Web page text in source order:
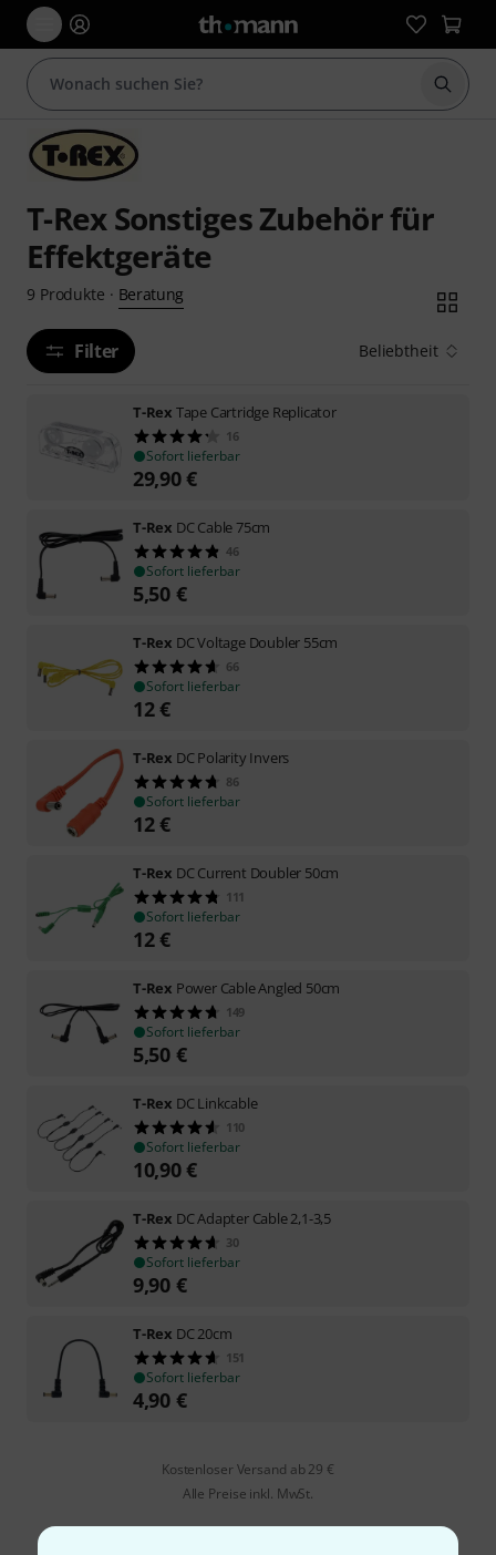
Suche
T-Rex Sonstiges Zubehör für
Effektgeräte
9 Produkte · Beratung
Filter Beliebtheit
T-Rex Tape Cartridge Replicator
16
Sofort lieferbar
29,90€
T-Rex DC Cable 75cm
46
Sofort lieferbar
5,50 €
T-Rex DC Voltage Doubler 55cm
66
Sofort lieferbar
12€
T-Rex DC Polarity Invers
86
Sofort lieferbar
12€
T-Rex DC Current Doubler 50cm
111
Sofort lieferbar
12€
T-Rex Power Cable Angled 50cm
149
Sofort lieferbar
5,50 €
T-Rex DC Linkcable
110
Sofort lieferbar
10,90€
T-Rex DC Adapter Cable 2,1-3,5
30
Sofort lieferbar
9,90 €
T-Rex DC 20cm
151
Sofort lieferbar
4,90 €
Kostenloser Versand ab 29 €
Alle Preise inkl. MwSt.